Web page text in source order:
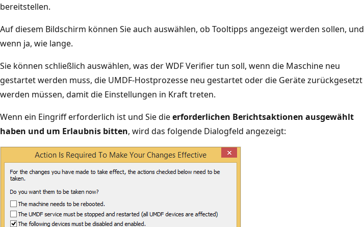
bereitstellen.
Auf diesem Bildschirm können Sie auch auswählen, ob Tooltipps angezeigt werden sollen, und
wenn ja, wie lange.
Sie können schließlich auswählen, was der WDF Verifier tun soll, wenn die Maschine neu
gestartet werden muss, die UMDF-Hostprozesse neu gestartet oder die Geräte zurückgesetzt
werden müssen, damit die Einstellungen in Kraft treten.
Wenn ein Eingriff erforderlich ist und Sie dieerforderlichen Berichtsaktionen ausgewählt
haben und um Erlaubnis bitten, wird das folgende Dialogfeld angezeigt: